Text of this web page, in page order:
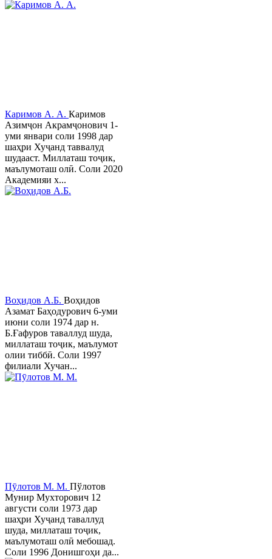
Каримов А. А. Каримов
Азимҷон Акрамҷонович 1-
уми январи соли 1998 дар
шаҳри Хуҷанд таввалуд
шудааст. Миллаташ тоҷик,
маълумоташ олӣ. Соли 2020
Академияи х...
Воҳидов А.Б. Воҳидов
Азамат Баҳодурович 6-уми
июни соли 1974 дар н.
Б.Ғафуров таваллуд шуда,
миллаташ тоҷик, маълумот
олии тиббӣ. Соли 1997
филиали Хучан...
Пӯлотов М. М. Пўлотов
Мунир Мухторович 12
августи соли 1973 дар
шаҳри Хуҷанд таваллуд
шуда, миллаташ тоҷик,
маълумоташ олӣ мебошад.
Соли 1996 Донишгоҳи да...